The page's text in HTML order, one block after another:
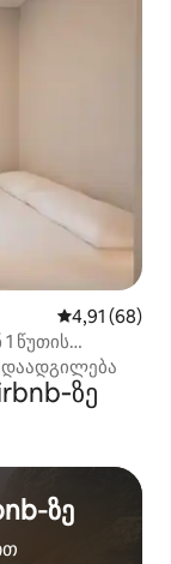
საშუალო
4,91 (68)
წუთის